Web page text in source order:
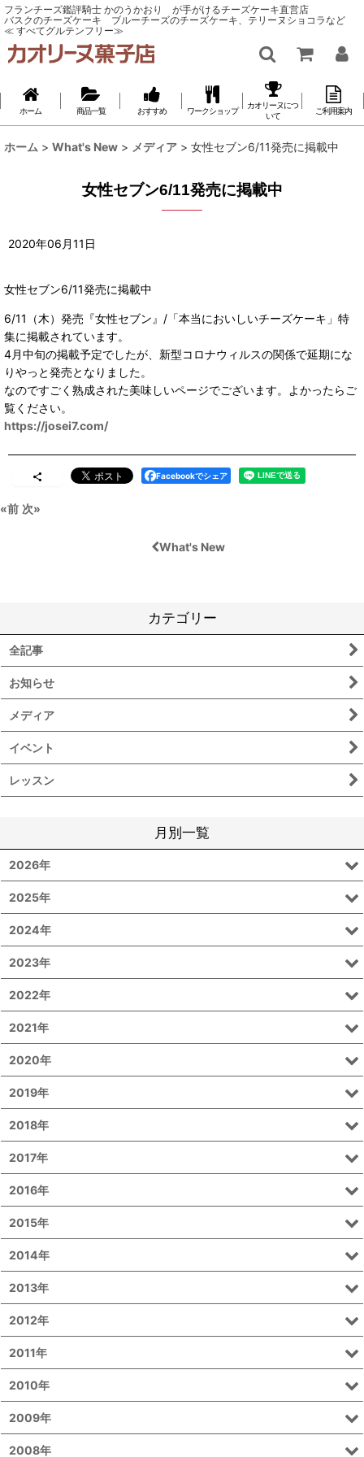
フランチーズ鑑評騎士 かのうかおり が手がけるチーズケーキ直営店
バスクのチーズケーキ ブルーチーズのチーズケーキ、テリーヌショコラなど
≪ すべてグルテンフリー≫
ホーム 商品一覧 おすすめ ワークショップ
カオリーヌにつ
いて
ご利用案内
ホーム > What's New > メディア > 女性セブン6/11発売に掲載中
女性セブン6/11発売に掲載中
2020年06 月11 日
女性セブン6/11発売に掲載中
6/11（木）発売『女性セブン』/「本当においしいチーズケーキ」特
集に掲載されています。
4月中旬の掲載予定でしたが、新型コロナウィルスの関係で延期にな
りやっと発売となりました。
なのですごく熟成された美味しいページでございます。よかったらご
覧ください。
https://josei7.com/
Facebookでシェア
«前 次»
What's New
カテゴリー
全記事
お知らせ
メディア
イベント
レッスン
月別一覧
2026年
2025年
2024年
2023年
2022年
2021年
2020年
2019年
2018年
2017年
2016年
2015年
2014年
2013年
2012年
2011年
2010年
2009年
2008年